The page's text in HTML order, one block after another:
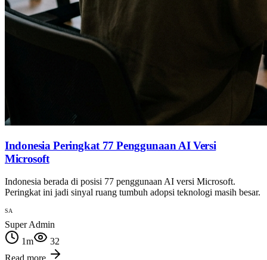
Indonesia Peringkat 77 Penggunaan AI Versi
Microsoft
Indonesia berada di posisi 77 penggunaan AI versi Microsoft.
Peringkat ini jadi sinyal ruang tumbuh adopsi teknologi masih besar.
SA
Super Admin
1m
32